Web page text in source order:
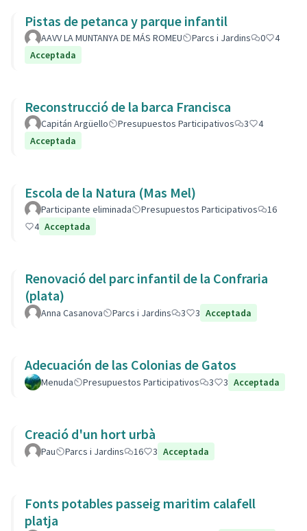
Pistas de petanca y parque infantil
AAVV LA MUNTANYA DE MÁS ROMEU Parcs i Jardins 0
4
Acceptada
Reconstrucció de la barca Francisca
Capitán Argüello Presupuestos Participativos 3
4
Acceptada
Escola de la Natura (Mas Mel)
Participante eliminada Presupuestos Participativos
16
4 Acceptada
Renovació del parc infantil de la Confraria
(plata)
Anna Casanova Parcs i Jardins 3 3 Acceptada
Adecuación de las Colonias de Gatos
Menuda Presupuestos Participativos 3 3 Acceptada
Creació d'un hort urbà
Pau Parcs i Jardins 16 3 Acceptada
Fonts potables passeig maritim calafell
platja